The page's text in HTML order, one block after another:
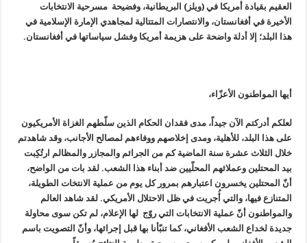
العقيم بقيادة أمريكا في (ويلز) البريطانية، وفضيحة مسرحية الانتخابات
الأخيرة في أفغانستان، والانتصارات المتتالية لمجاهدي الإمارة الإسلامية في
هذا البلد؛ إلا أدلة واضحة على هزيمة أمريكا وفشل سياساتها في أفغانستان.
أيها المواطنون الأعزّاء،
لعلكم أدركتم الآن جيداً، مدى فقدان الحكام الذین سلّطهم الغزاة الأمريكيون
علی هذا البلد، للأهلية، ومدى إخلاصهم ووفاءهم لمصالح الأجانب، وقد شاهدتم
خلال الثلاث عشرة سنة الماضية كم من الجرائم والمجازر والمظالم ارتُكِبت
بيد المحتلين وعملائهم المحلّيين ضد أبناء هذا الشعب. لقد بات من الواضح،
أنّ المحتلین یخسرون اعتبارهم بمرور كل یوم من عملیة الانتخات الطویلة،
المتنازع فيها، والتي أُجريت في ظل الاحتلال الأمریكي. لقد شاهد العالم
والمواطنون أنّ عملیة الانتخابات التي روّج لها الإعلام، لم تكن سوى محاولة
جديدة لخداع الشعب الأفغاني، كما تنبّأنا بها قبل إجرائها، وأنّ التصویت باسم